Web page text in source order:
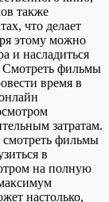
также
что делает
этому можно
и насладиться
Смотреть фильмы
время в
затратам.
фильмы
в
на полную
настолько,